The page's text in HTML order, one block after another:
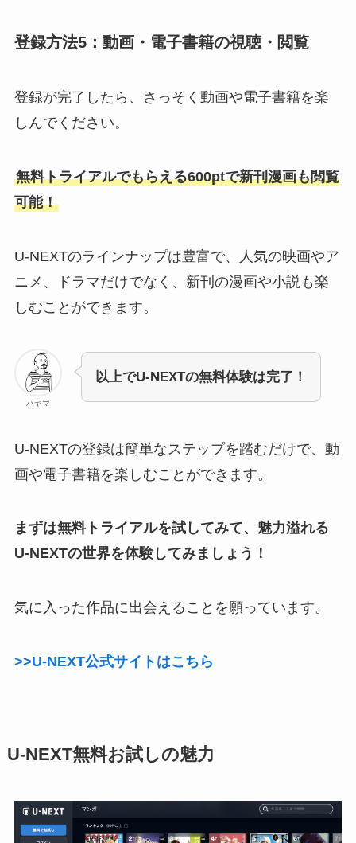
登録方法5：動画・電子書籍の視聴・閲覧
登録が完了したら、さっそく動画や電子書籍を楽
しんでください。
無料トライアルでもらえる600ptで新刊漫画も閲覧
可能！
U-NEXTのラインナップは豊富で、人気の映画やア
ニメ、ドラマだけでなく、新刊の漫画や小説も楽
しむことができます。
ハヤマ
以上でU-NEXTの無料体験は完了！
U-NEXTの登録は簡単なステップを踏むだけで、動
画や電子書籍を楽しむことができます。
まずは無料トライアルを試してみて、魅力溢れる
U-NEXTの世界を体験してみましょう！
気に入った作品に出会えることを願っています。
>>U-NEXT公式サイトはこちら
U-NEXT無料お試しの魅力